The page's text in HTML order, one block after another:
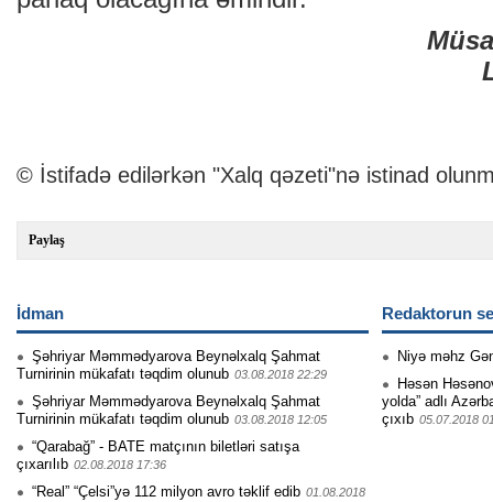
© İstifadə edilərkən "Xalq qəzeti"nə istinad
Paylaş
İdman
Şəhriyar Məmmədyarova Beynəlxalq Şahmat
Turnirinin mükafatı təqdim olunub 03.08.2018 22:29
Şəhriyar Məmmədyarova Beynəlxalq Şahmat
Turnirinin mükafatı təqdim olunub 03.08.2018 12:05
“Qarabağ” - BATE matçının biletləri satışa
çıxarılıb 02.08.2018 17:36
“Real” “Çelsi”yə 112 milyon avro təklif edib 01.08.2018
Redaktorun
Niyə məhz
Həsən
yolda” adlı
çıxıb 05.07.2018